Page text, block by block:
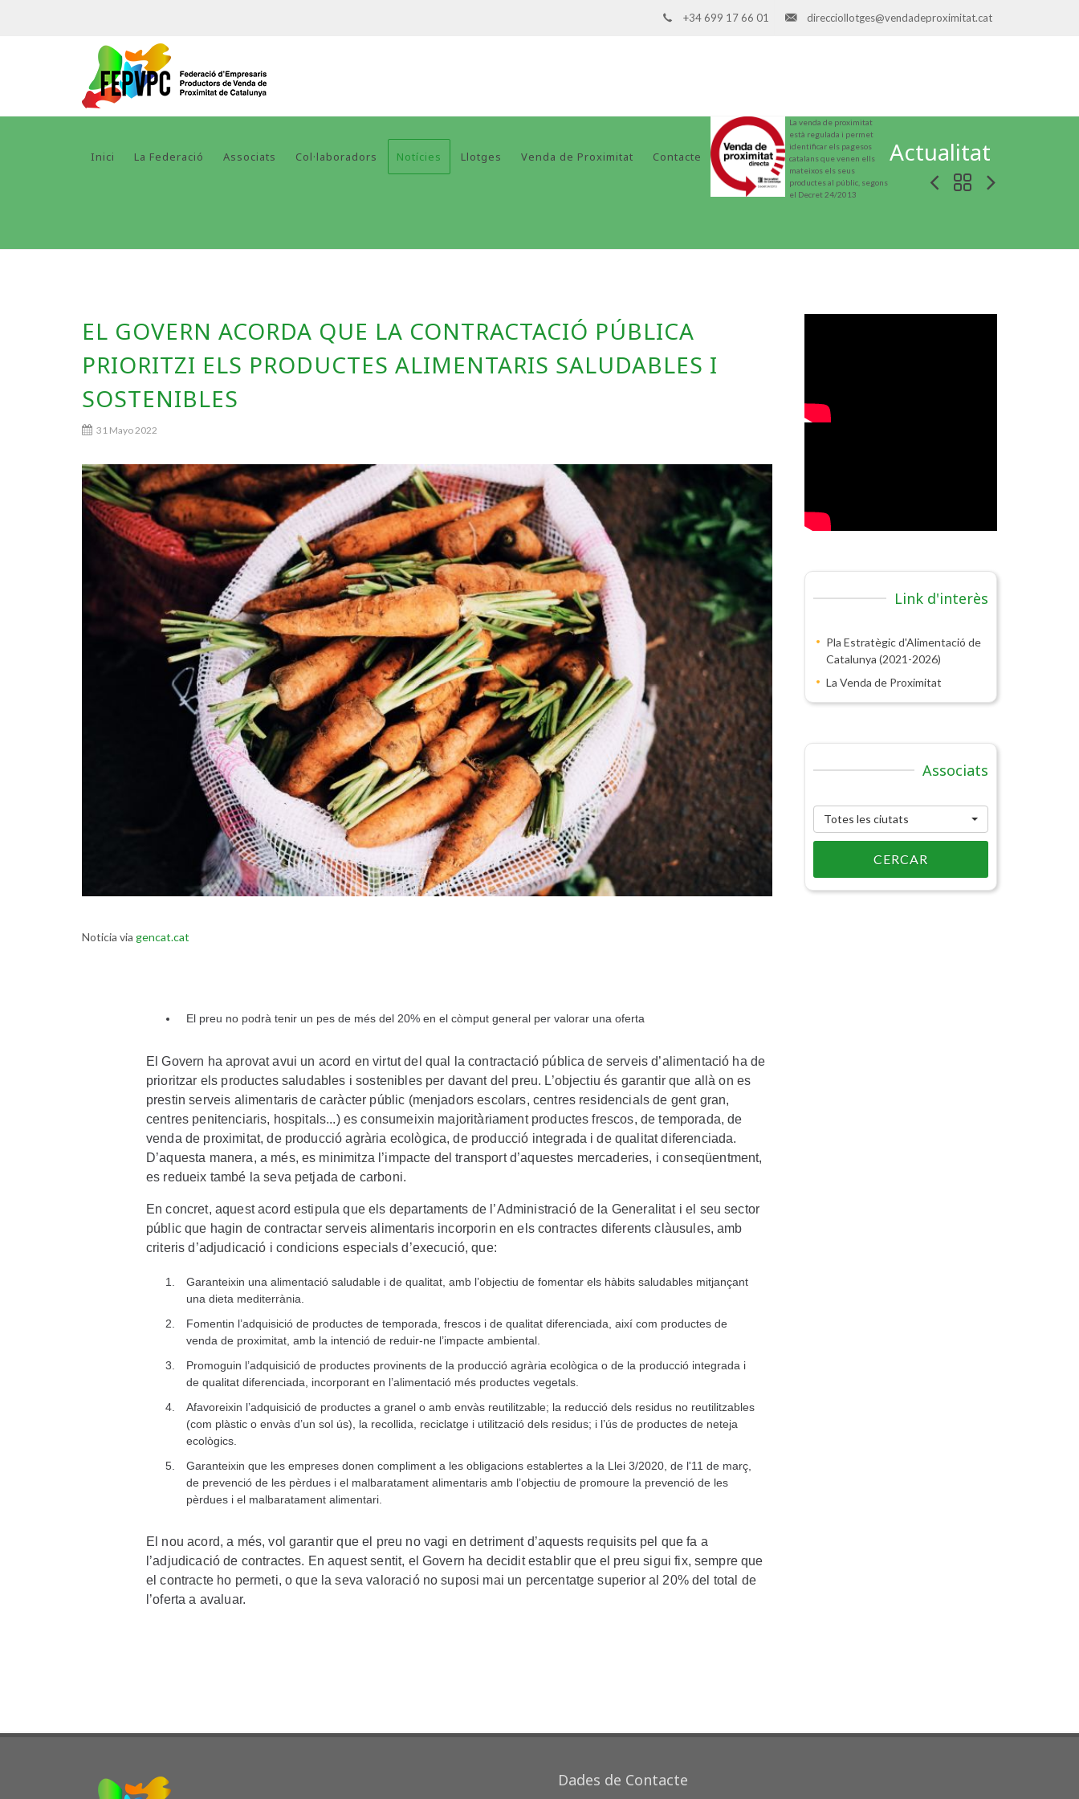
+34 699 17 66 01 direcciollotges@vendadeproximitat.cat
Inici La Federació Associats Col·laboradors Notícies Llotges Venda de Proximitat Contacte
La venda de proximitat
està regulada i permet
identificar els pagesos
catalans que venen ells
mateixos els seus
productes al públic, segons
el Decret 24/2013
Actualitat
EL GOVERN ACORDA QUE LA CONTRACTACIÓ PÚBLICA
PRIORITZI ELS PRODUCTES ALIMENTARIS SALUDABLES I
SOSTENIBLES
31 Mayo 2022
Noticia via gencat.cat
El preu no podrà tenir un pes de més del 20% en el còmput general per valorar una oferta
El Govern ha aprovat avui un acord en virtut del qual la contractació pública de serveis d’alimentació ha de
prioritzar els productes saludables i sostenibles per davant del preu. L’objectiu és garantir que allà on es
prestin serveis alimentaris de caràcter públic (menjadors escolars, centres residencials de gent gran,
centres penitenciaris, hospitals...) es consumeixin majoritàriament productes frescos, de temporada, de
venda de proximitat, de producció agrària ecològica, de producció integrada i de qualitat diferenciada.
D’aquesta manera, a més, es minimitza l’impacte del transport d’aquestes mercaderies, i conseqüentment,
es redueix també la seva petjada de carboni.
En concret, aquest acord estipula que els departaments de l’Administració de la Generalitat i el seu sector
públic que hagin de contractar serveis alimentaris incorporin en els contractes diferents clàusules, amb
criteris d’adjudicació i condicions especials d’execució, que:
Garanteixin una alimentació saludable i de qualitat, amb l’objectiu de fomentar els hàbits saludables mitjançant
una dieta mediterrània.
Fomentin l’adquisició de productes de temporada, frescos i de qualitat diferenciada, així com productes de
venda de proximitat, amb la intenció de reduir-ne l’impacte ambiental.
Promoguin l’adquisició de productes provinents de la producció agrària ecològica o de la producció integrada i
de qualitat diferenciada, incorporant en l’alimentació més productes vegetals.
Afavoreixin l’adquisició de productes a granel o amb envàs reutilitzable; la reducció dels residus no reutilitzables
(com plàstic o envàs d’un sol ús), la recollida, reciclatge i utilització dels residus; i l’ús de productes de neteja
ecològics.
Garanteixin que les empreses donen compliment a les obligacions establertes a la Llei 3/2020, de l'11 de març,
de prevenció de les pèrdues i el malbaratament alimentaris amb l’objectiu de promoure la prevenció de les
pèrdues i el malbaratament alimentari.
El nou acord, a més, vol garantir que el preu no vagi en detriment d’aquests requisits pel que fa a
l’adjudicació de contractes. En aquest sentit, el Govern ha decidit establir que el preu sigui fix, sempre que
el contracte ho permeti, o que la seva valoració no suposi mai un percentatge superior al 20% del total de
l’oferta a avaluar.
Link d'interès
Pla Estratègic d'Alimentació de
Catalunya (2021-2026)
La Venda de Proximitat
Associats
Totes les ciutats
CERCAR
Dades de Contacte